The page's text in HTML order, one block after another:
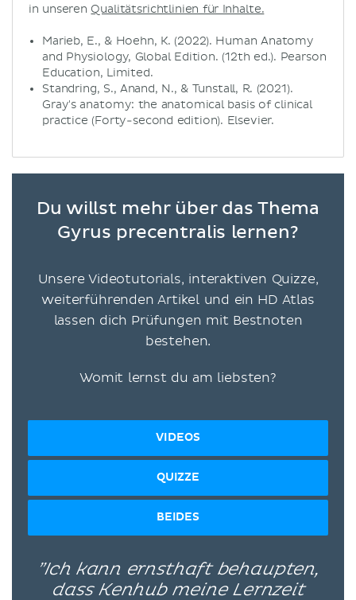
in unseren Qualitätsrichtlinien für Inhalte.
Marieb, E., & Hoehn, K. (2022). Human Anatomy
and Physiology, Global Edition. (12th ed.). Pearson
Education, Limited.
Standring, S., Anand, N., & Tunstall, R. (2021).
Gray's anatomy: the anatomical basis of clinical
practice (Forty-second edition). Elsevier.
Du willst mehr über das Thema
Gyrus precentralis lernen?
Unsere Videotutorials, interaktiven Quizze,
weiterführenden Artikel und ein HD Atlas
lassen dich Prüfungen mit Bestnoten
bestehen.
Womit lernst du am liebsten?
VIDEOS
QUIZZE
BEIDES
”Ich kann ernsthaft behaupten,
dass Kenhub meine Lernzeit